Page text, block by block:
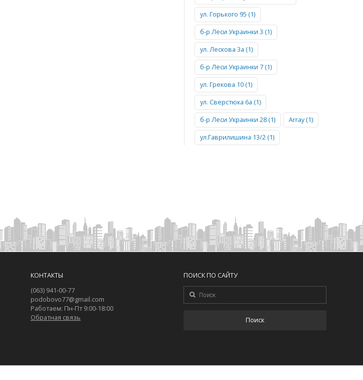
ул. Горького 95 (1)
б-р Леси Украинки 3 (1)
ул. Лескова 3а (1)
б-р Леси Украинки 7 (1)
ул. Грекова 10 (1)
ул. Сверстюка 6а (1)
б-р Леси Украинки 28 (1) Array (1)
ул.Гаврилишина 13/2 (1)
КОНТАКТЫ
(063) 941-00-77
podobovo77@gmail.com
Работаем: Пн-Пт 9:00-18:00
Обратная связь
ПОИСК ПО САЙТУ